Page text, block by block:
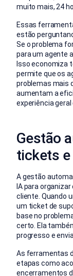
muito mais, 24
Essas
estão
Se o problema
para um agente
Isso economiza
permite que os
problemas mais
aumentam a
experiência geral
Gestão
tickets
A gestão
IA para
cliente. Quando
um ticket de
base no
certo. Ela
progresso e
As ferramentas
etapas como
encerramentos